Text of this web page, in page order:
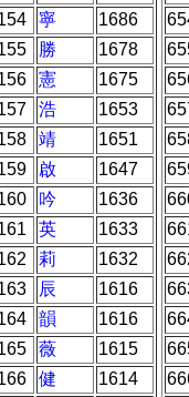
寧
1686
勝
1678
憲
1675
浩
1653
靖
1651
啟
1647
吟
1636
英
1633
莉
1632
辰
1616
韻
1616
薇
1615
健
1614